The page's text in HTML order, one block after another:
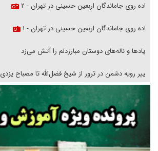
پیاده روی جاماندگان اربعین حسینی در تهران - ۲
پیاده روی جاماندگان اربعین حسینی در تهران - ۱
فریاد‌ها و ناله‌های دوستان مبارزدلم را آتش می‌زد
تغییر رویه دشمن در ترور از شیخ فضل‌الله تا مصباح یزدی
خرید قسطی اولش خنده و آخرش گریه است!
فوتبال و آن «بالا»!
راهبرد غافلگیری با نسل جدید پهپاد‌ها